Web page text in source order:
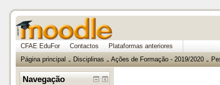
CFAE EduFor Contactos
Plataformas anteriores
Página principal
→ Disciplinas → Ações de Formação - 2019/2020 →
Navegação